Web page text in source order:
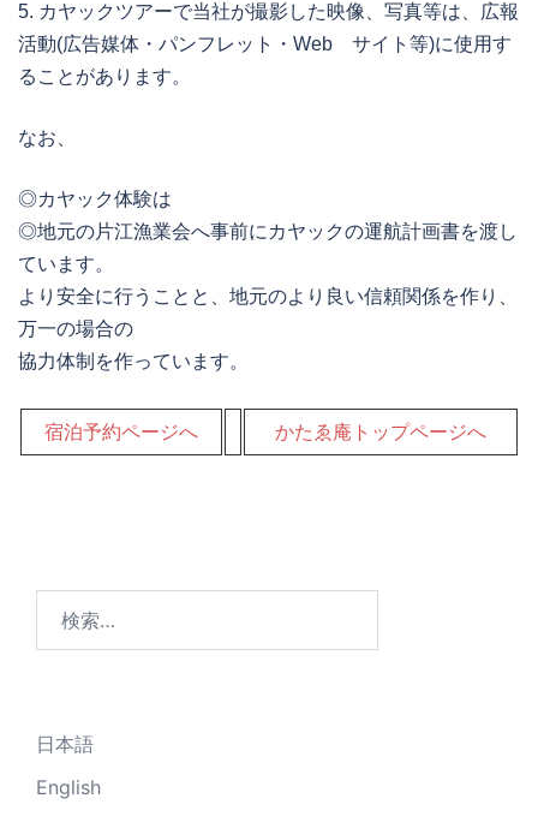
5. カヤックツアーで当社が撮影した映像、写真等は、広報
活動(広告媒体・パンフレット・Web サイト等)に使用す
ることがあります。
なお、
◎カヤック体験は
◎地元の片江漁業会へ事前にカヤックの運航計画書を渡し
ています。
より安全に行うことと、地元のより良い信頼関係を作り、
万一の場合の
協力体制を作っています。
宿泊予約ページへ かたゑ庵トップページへ
日本語
English